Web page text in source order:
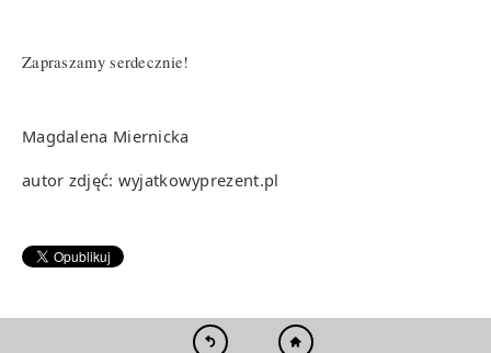
Zapraszamy serdecznie!
Magdalena Miernicka
autor zdjęć: wyjatkowyprezent.pl